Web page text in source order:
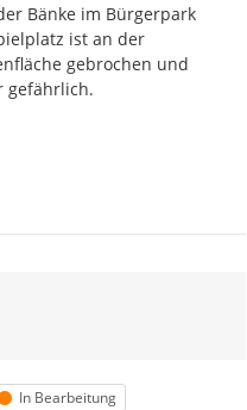
Bänke im Bürgerpark
ist an der
gebrochen und
gefährlich.
Status
In Bearbeitung